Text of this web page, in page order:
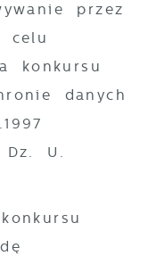
przez
celu
konkursu
danych
Dz. U.